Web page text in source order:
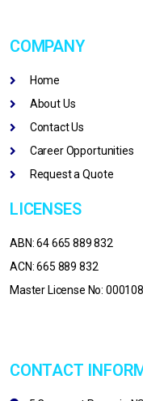
COMPANY
Home
About Us
Contact Us
Career Opportunities
Request a Quote
LICENSES
ABN: 64 665 889 832
ACN: 665 889 832
Master License No:
CONTACT